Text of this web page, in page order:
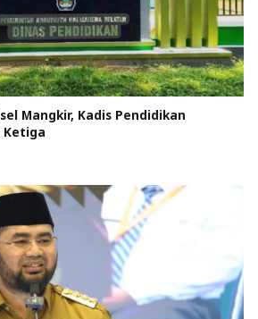
Mangkir, Kadis Pendidikan
Ketiga